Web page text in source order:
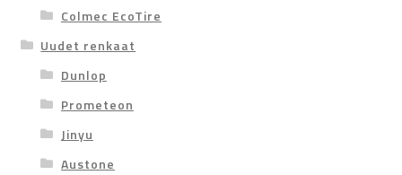
Colmec EcoTire
Uudet renkaat
Dunlop
Prometeon
Jinyu
Austone